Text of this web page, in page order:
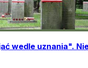
wedle uznania".